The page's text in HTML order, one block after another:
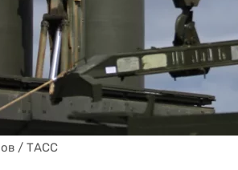
/ ТАСС